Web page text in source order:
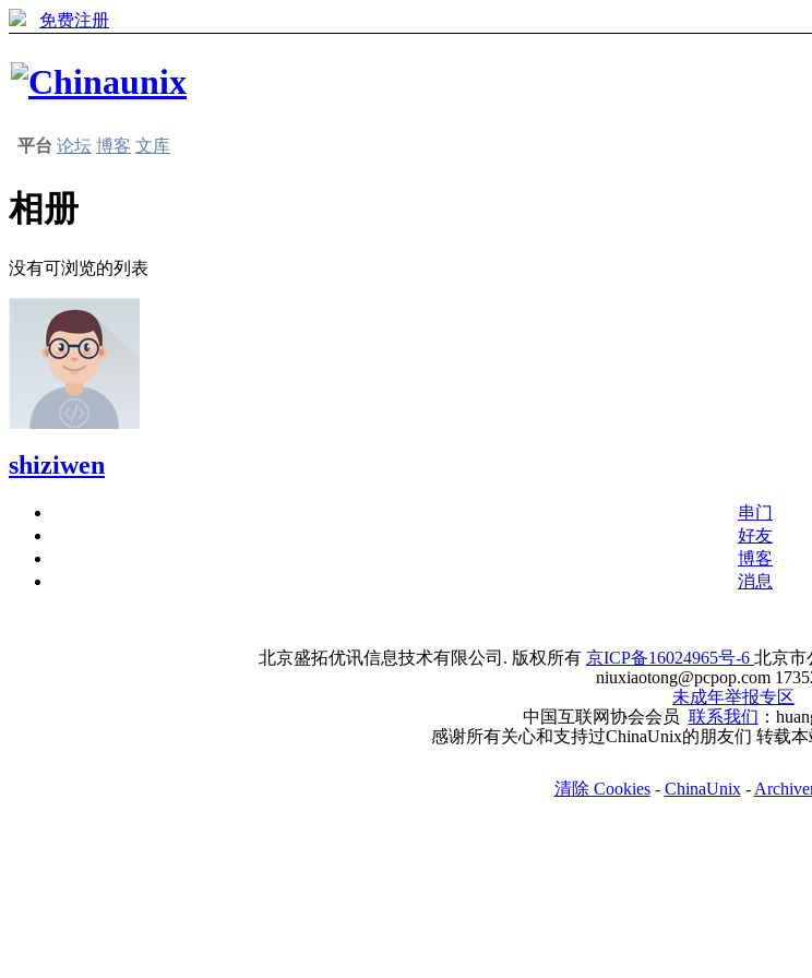
免费注册
平台 论坛 博客 文库
相册
没有可浏览的列表
shiziwen
串门
好友
博客
消息
北京盛拓优讯信息技术有限公司. 版权所有 京ICP备16024965号-6 北京市
niuxiaotong@pcpop.com
未成年举报专区
中国互联网协会会员 联系我们 ：
感谢所有关心和支持过ChinaUnix的朋友们 转载
清除 Cookies- ChinaUnix-